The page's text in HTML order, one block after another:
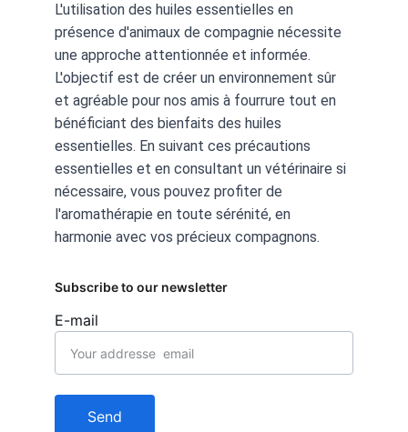
L'utilisation des huiles essentielles en
présence d'animaux de compagnie nécessite
une approche attentionnée et informée.
L'objectif est de créer un environnement sûr
et agréable pour nos amis à fourrure tout en
bénéficiant des bienfaits des huiles
essentielles. En suivant ces précautions
essentielles et en consultant un vétérinaire si
nécessaire, vous pouvez profiter de
l'aromathérapie en toute sérénité, en
harmonie avec vos précieux compagnons.
E-mail
Send
Subscribe to our newsletter